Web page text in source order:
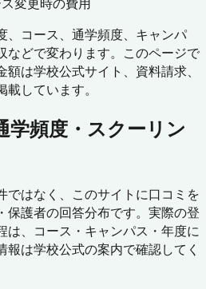
、コース、通学頻度、キャンパ
などで変わります。このページで
は学校公式サイト、資料請求、
しています。
学頻度・スクーリン
ではなく、このサイトに口コミを
保護者の回答分布です。実際の登
は、コース・キャンパス・年度に
報は学校公式の案内で確認してく